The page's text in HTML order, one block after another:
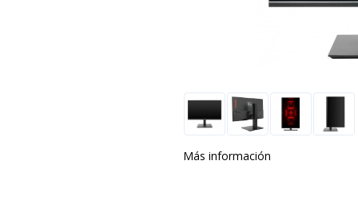
Más información